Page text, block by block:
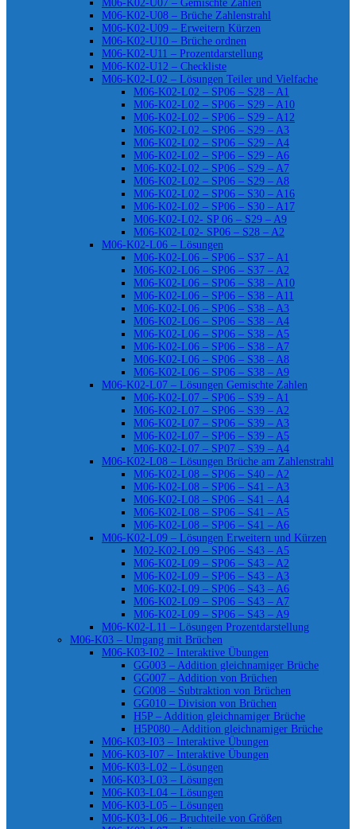
M06-K02-U07 – Gemischte Zahlen
M06-K02-U08 – Brüche Zahlenstrahl
M06-K02-U09 – Erweitern Kürzen
M06-K02-U10 – Brüche ordnen
M06-K02-U11 – Prozentdarstellung
M06-K02-U12 – Checkliste
M06-K02-L02 – Lösungen Teiler und Vielfache
M06-K02-L02 – SP06 – S28 – A1
M06-K02-L02 – SP06 – S29 – A10
M06-K02-L02 – SP06 – S29 – A12
M06-K02-L02 – SP06 – S29 – A3
M06-K02-L02 – SP06 – S29 – A4
M06-K02-L02 – SP06 – S29 – A6
M06-K02-L02 – SP06 – S29 – A7
M06-K02-L02 – SP06 – S29 – A8
M06-K02-L02 – SP06 – S30 – A16
M06-K02-L02 – SP06 – S30 – A17
M06-K02-L02- SP 06 – S29 – A9
M06-K02-L02- SP06 – S28 – A2
M06-K02-L06 – Lösungen
M06-K02-L06 – SP06 – S37 – A1
M06-K02-L06 – SP06 – S37 – A2
M06-K02-L06 – SP06 – S38 – A10
M06-K02-L06 – SP06 – S38 – A11
M06-K02-L06 – SP06 – S38 – A3
M06-K02-L06 – SP06 – S38 – A4
M06-K02-L06 – SP06 – S38 – A5
M06-K02-L06 – SP06 – S38 – A7
M06-K02-L06 – SP06 – S38 – A8
M06-K02-L06 – SP06 – S38 – A9
M06-K02-L07 – Lösungen Gemischte Zahlen
M06-K02-L07 – SP06 – S39 – A1
M06-K02-L07 – SP06 – S39 – A2
M06-K02-L07 – SP06 – S39 – A3
M06-K02-L07 – SP06 – S39 – A5
M06-K02-L07 – SP07 – S39 – A4
M06-K02-L08 – Lösungen Brüche am Zahlenstrahl
M06-K02-L08 – SP06 – S40 – A2
M06-K02-L08 – SP06 – S41 – A3
M06-K02-L08 – SP06 – S41 – A4
M06-K02-L08 – SP06 – S41 – A5
M06-K02-L08 – SP06 – S41 – A6
M06-K02-L09 – Lösungen Erweitern und Kürzen
M02-K02-L09 – SP06 – S43 – A5
M06-K02-L09 – SP06 – S43 – A2
M06-K02-L09 – SP06 – S43 – A3
M06-K02-L09 – SP06 – S43 – A6
M06-K02-L09 – SP06 – S43 – A7
M06-K02-L09 – SP06 – S43 – A9
M06-K02-L11 – Lösungen Prozentdarstellung
M06-K03 – Umgang mit Brüchen
M06-K03-I02 – Interaktive Übungen
GG003 – Addition gleichnamiger Brüche
GG007 – Addition von Brüchen
GG008 – Subtraktion von Brüchen
GG010 – Division von Brüchen
H5P – Addition gleichnamiger Brüche
H5P080 – Addition gleichnamiger Brüche
M06-K03-I03 – Interaktive Übungen
M06-K03-I07 – Interaktive Übungen
M06-K03-L02 – Lösungen
M06-K03-L03 – Lösungen
M06-K03-L04 – Lösungen
M06-K03-L05 – Lösungen
M06-K03-L06 – Bruchteile von Größen